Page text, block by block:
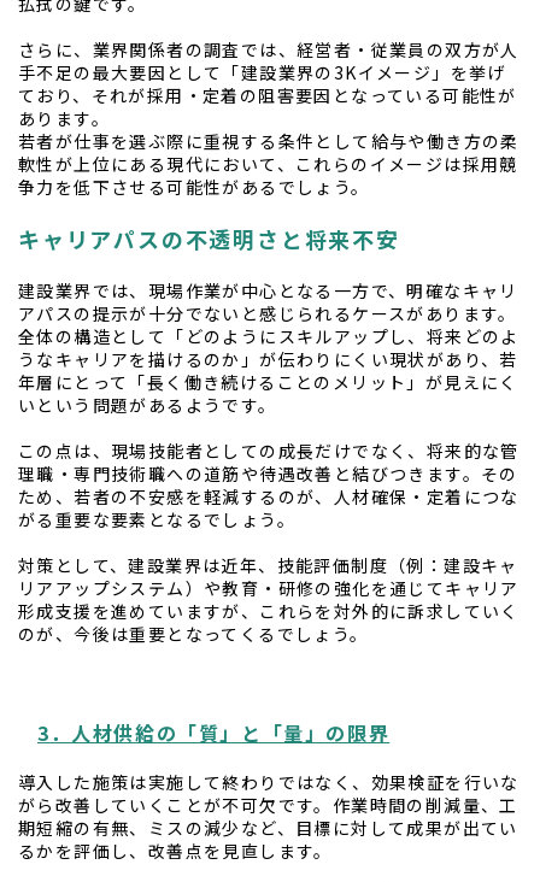
さらに、業界関係者の調査では、経営者・従業員の双方が人
手不足の最大要因として「建設業界の3Kイメージ」を挙げ
ており、それが採用・定着の阻害要因となっている可能性が
あります。
若者が仕事を選ぶ際に重視する条件として給与や働き方の柔
軟性が上位にある現代において、これらのイメージは採用競
争力を低下させる可能性があるでしょう。
キャリアパスの不透明さと将来不安
建設業界では、現場作業が中心となる一方で、明確なキャリ
アパスの提示が十分でないと感じられるケースがあります。
全体の構造として「どのようにスキルアップし、将来どのよ
うなキャリアを描けるのか」が伝わりにくい現状があり、若
年層にとって「長く働き続けることのメリット」が見えにく
いという問題があるようです。
この点は、現場技能者としての成長だけでなく、将来的な管
理職・専門技術職への道筋や待遇改善と結びつきます。その
ため、若者の不安感を軽減するのが、人材確保・定着につな
がる重要な要素となるでしょう。
対策として、建設業界は近年、技能評価制度（例：建設キャ
リアアップシステム）や教育・研修の強化を通じてキャリア
形成支援を進めていますが、これらを対外的に訴求していく
のが、今後は重要となってくるでしょう。
3．人材供給の「質」と「量」の限界
導入した施策は実施して終わりではなく、効果検証を行いな
がら改善していくことが不可欠です。作業時間の削減量、工
期短縮の有無、ミスの減少など、目標に対して成果が出てい
るかを評価し、改善点を見直します。